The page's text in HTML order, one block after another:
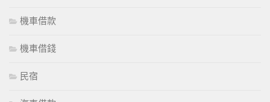
機車借款
機車借錢
民宿